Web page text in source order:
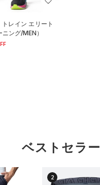
レイン エリート
ング/MEN）
ベストセラー
2